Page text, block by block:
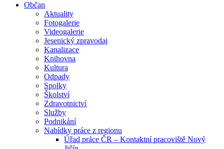
Občan
Aktuality
Fotogalerie
Videogalerie
Jesenický zpravodaj
Kanalizace
Knihovna
Kultura
Odpady
Spolky
Školství
Zdravotnictví
Služby
Podnikání
Nabídky práce z regionu
Úřad práce ČR – Kontaktní pracoviště Nový